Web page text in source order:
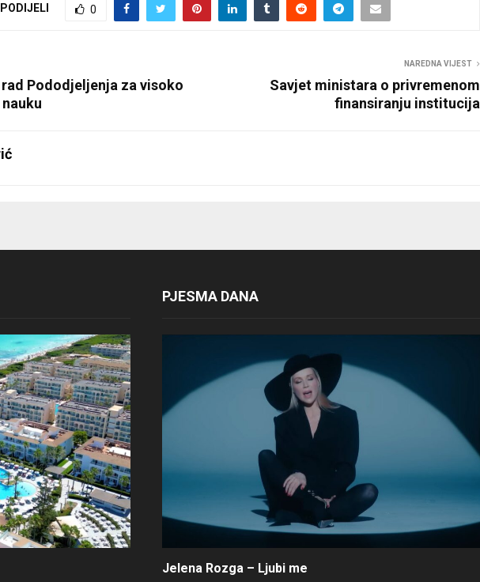
PODIJELI 0
Pododjeljenja za visoko
NAREDNA VIJEST
Savjet ministara o privremenom
finansiranju institucija
PJESMA DANA
Jelena Rozga – Ljubi me